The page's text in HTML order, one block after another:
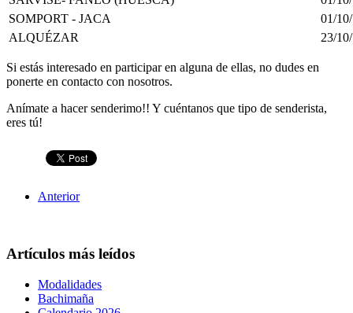
SOMPORT - JACA
01/
ALQUÉZAR
23/
Si estás interesado en participar en alguna de ellas, no dudes en
ponerte en contacto con nosotros.
Anímate a hacer senderimo!! Y cuéntanos que tipo de senderista,
eres tú!
Anterior
Artículos más leídos
Modalidades
Bachimaña